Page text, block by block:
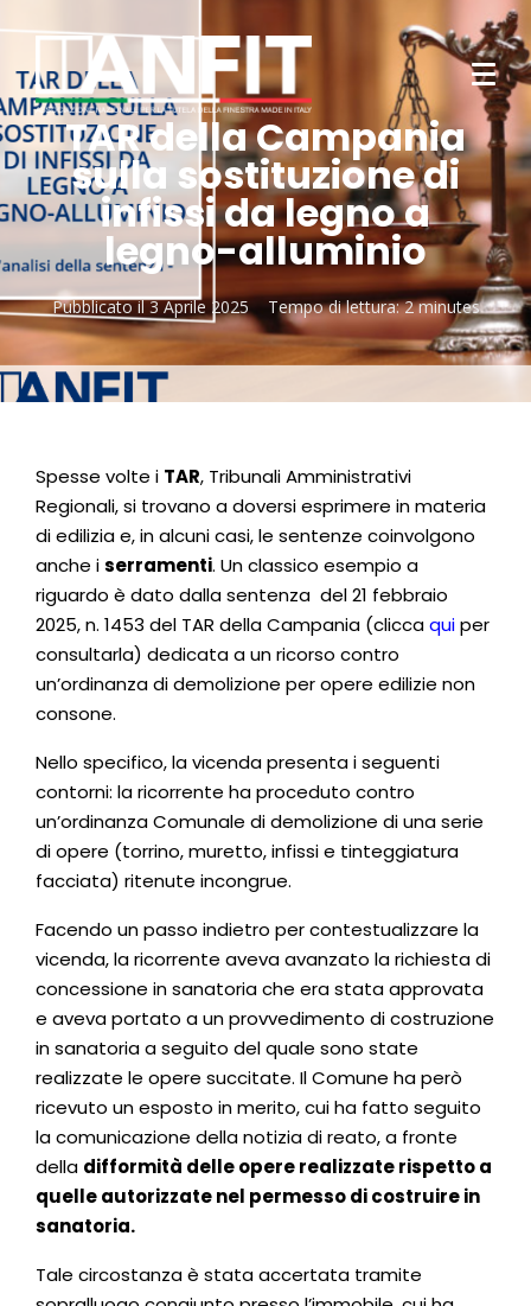
TAR della Campania
sulla sostituzione di
infissi da legno a
legno-alluminio
Pubblicato il3 Aprile 2025 Tempo di lettura:2 minutes
Spesse volte i TAR, Tribunali Amministrativi
Regionali, si trovano a doversi esprimere in materia
di edilizia e, in alcuni casi, le sentenze coinvolgono
anche iserramenti. Un classico esempio a
riguardo è dato dalla sentenza del 21 febbraio
2025, n. 1453 del TAR della Campania (cliccaquiper
consultarla) dedicata a un ricorso contro
un’ordinanza di demolizione per opere edilizie non
consone.
Nello specifico, la vicenda presenta i seguenti
contorni: la ricorrente ha proceduto contro
un’ordinanza Comunale di demolizione di una serie
di opere (torrino, muretto, infissi e tinteggiatura
facciata) ritenute incongrue.
Facendo un passo indietro per contestualizzare la
vicenda, la ricorrente aveva avanzato la richiesta di
concessione in sanatoria che era stata approvata
e aveva portato a un provvedimento di costruzione
in sanatoria a seguito del quale sono state
realizzate le opere succitate. Il Comune ha però
ricevuto un esposto in merito, cui ha fatto seguito
la comunicazione della notizia di reato, a fronte
della difformità delle opere realizzate rispetto a
quelle autorizzate nel permesso di costruire in
sanatoria.
Tale circostanza è stata accertata tramite